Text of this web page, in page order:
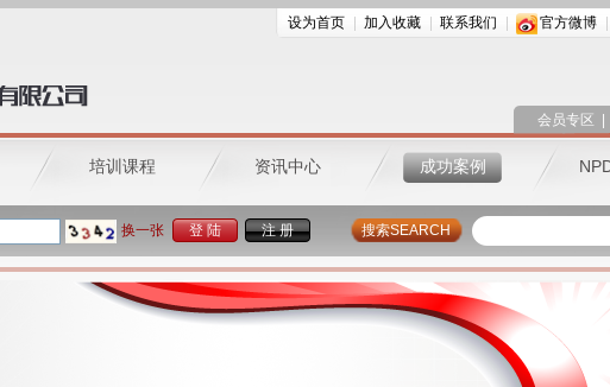
设为首页 加入收藏 联系我们 官方微博
会员专区
培训课程 资讯中心 成功案例
换一张 登 陆 注 册 搜索SEARCH